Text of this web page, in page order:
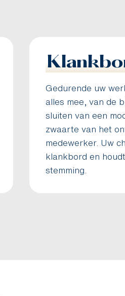
Gedurende uw
alles mee, van de
sluiten van een
zwaarte van het
medewerker. Uw
klankbord en
stemming.